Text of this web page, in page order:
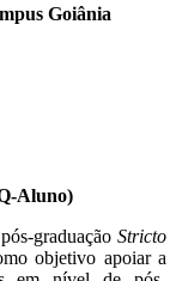
Goiânia
Aluno)
graduação Stricto
objetivo apoiar a